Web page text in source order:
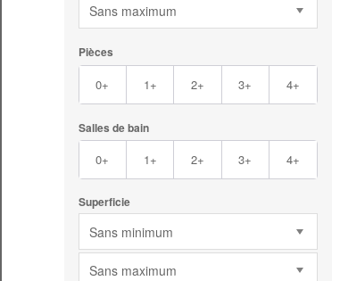
Sans maximum
Pièces
0+ 1+ 2+ 3+ 4+
Salles de bain
0+ 1+ 2+ 3+ 4+
Superficie
Sans minimum
Sans maximum